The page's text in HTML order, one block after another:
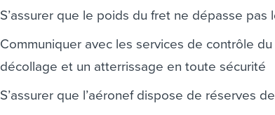
S’assurer que le poids du fret ne dépasse pas
Communiquer avec les services de contrôle
décollage et un atterrissage en toute sécurité
S’assurer que l’aéronef dispose de réserves